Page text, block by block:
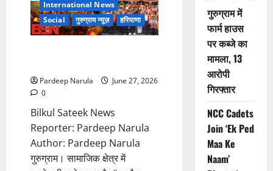
International News
Social
गुरुग्राम न्यूज़ हरियाणा
Pardeep Narula
June 27, 2026
0
Bilkul Sateek News
Reporter: Pardeep Narula
Author: Pardeep Narula
गुरुग्राम। सामाजिक क्षेत्र में
गुरुग्राम में
फार्म हाउस
पर कब्जे का
मामला, 13
आरोपी
गिरफ्तार
NCC Cadets
Join ‘Ek Ped
Maa Ke
Naam’